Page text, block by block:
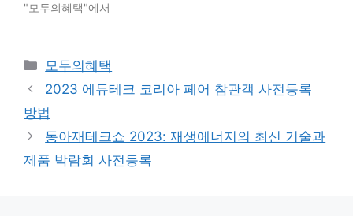
"모두의혜택"에서
Categories
모두의혜택
2023 에듀테크 코리아 페어 참관객 사전등록
방법
동아재테크쇼 2023: 재생에너지의 최신 기술과
제품 박람회 사전등록